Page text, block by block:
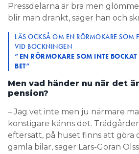
Pressdelarna är bra men
blir man dränkt, säger han och
LÄS OCKSÅ OM EN RÖRMOKARE SOM
VID BOCKNINGEN
”EN RÖRMOKARE SOM INTE
BET”
Men vad händer nu när det
pension?
– Jag vet inte men ju närmare
konstigare känns det.
eftersatt, på huset finns att göra
gamla bilar, säger Lars-Göran